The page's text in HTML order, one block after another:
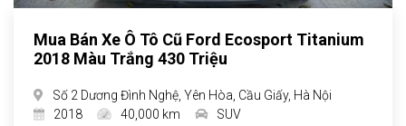
Mua Bán Xe Ô Tô Cũ Ford Ecosport Titanium
2018 Màu Trắng 430 Triệu
Số 2 Dương Đình Nghệ, Yên Hòa, Cầu Giấy, Hà Nội
2018
40,000 km SUV